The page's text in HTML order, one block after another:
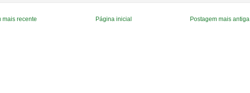
mais recente Postagem mais antiga
Página inicial